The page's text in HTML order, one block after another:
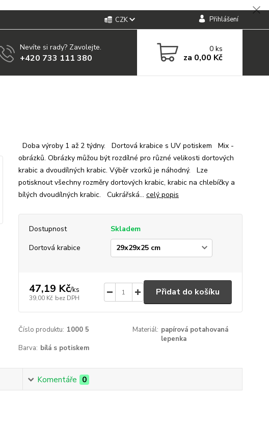
CZK Přihlášení
Nevíte si rady? Zavolejte.
+420 733 111 380
0ks
za 0,00 Kč
Doba výroby 1 až 2 týdny. Dortová krabice s UV potiskem Mix -
obrázků. Obrázky můžou být rozdílné pro různé velikosti dortových
krabic a dvoudílných krabic. Výběr vzorků je náhodný. Lze
potisknout všechny rozměry dortových krabic, krabic na chlebíčky a
bílých dvoudílných krabic. Cukrářská... celý popis
Dostupnost
Skladem
Dortová krabice
47,19 Kč/ks
39,00 Kč bez DPH
Přidat do košíku
Číslo produktu: 1000 5 Materiál: papírová potahovaná
lepenka
Barva: bílá s potiskem
Komentáře 0